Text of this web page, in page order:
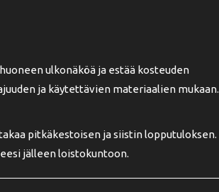
ulkonäköä ja estää kosteuden
ja käytettävien materiaalien mukaan.
pitkäkestoisen ja siistin lopputuloksen.
jälleen loistokuntoon.